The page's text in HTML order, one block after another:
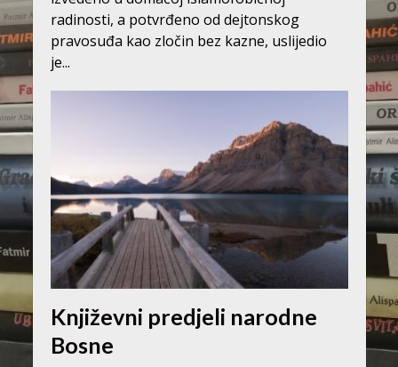
radinosti, a potvrđeno od dejtonskog
pravosuđa kao zločin bez kazne, uslijedio
je...
Književni predjeli narodne
Bosne